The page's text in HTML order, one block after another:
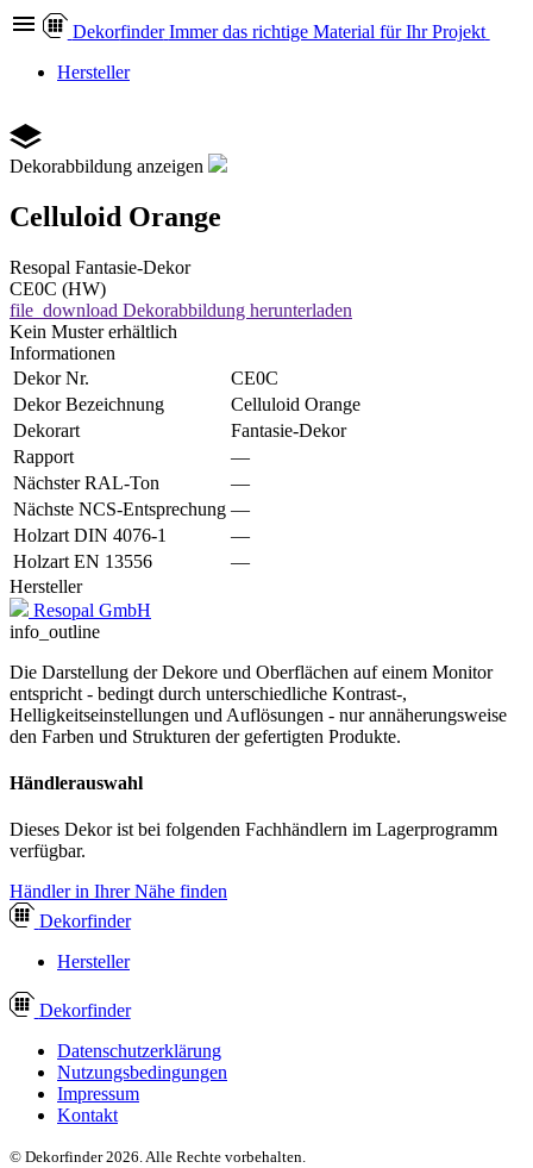
Dekorfinder Immer das richtige Material für Ihr Projekt
Hersteller
Dekorabbildung anzeigen
Celluloid Orange
Resopal Fantasie-Dekor
CE0C (HW)
file_download Dekorabbildung herunterladen
Kein Muster erhältlich
Informationen
Dekor Nr.
CE0C
Dekor Bezeichnung
Celluloid Orange
Dekorart
Fantasie-Dekor
Rapport
—
Nächster RAL-Ton
—
Nächste NCS-Entsprechung —
Holzart DIN 4076-1
—
Holzart EN 13556
—
Hersteller
Resopal GmbH
info_outline
Die Darstellung der Dekore und Oberflächen auf einem Monitor
entspricht - bedingt durch unterschiedliche Kontrast-,
Helligkeitseinstellungen und Auflösungen - nur annäherungsweise
den Farben und Strukturen der gefertigten Produkte.
Händlerauswahl
Dieses Dekor ist bei folgenden Fachhändlern im Lagerprogramm
verfügbar.
Händler in Ihrer Nähe finden
Dekorfinder
Hersteller
Dekorfinder
Datenschutzerklärung
Nutzungsbedingungen
Impressum
Kontakt
© Dekorfinder 2026. Alle Rechte vorbehalten.